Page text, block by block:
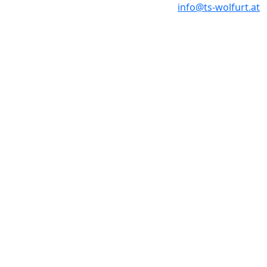
info@ts-wolfurt.at